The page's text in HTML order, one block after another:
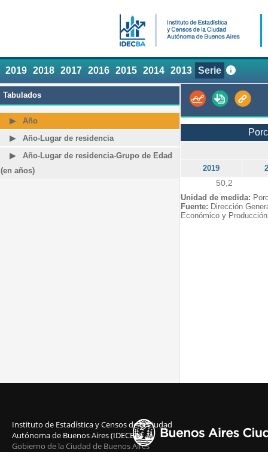
2019 2018 2017 2016 2015 2014 2013 Serie
Tabulados
Año
Año-Lugar de residencia
Año-Lugar de residencia-Grupo de Edad
(en años)
2019
50,2
Unidad de medida:
Fuente: Dirección
Económico y
Instituto de Estadística y Censos de la Ciudad
Autónoma de Buenos Aires (IDECBA)
Gobierno de la Ciudad de Buenos Aires